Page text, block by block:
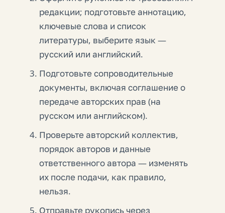
редакции; подготовьте аннотацию,
ключевые слова и список
литературы, выберите язык —
русский или английский.
Подготовьте сопроводительные
документы, включая соглашение о
передаче авторских прав (на
русском или английском).
Проверьте авторский коллектив,
порядок авторов и данные
ответственного автора — изменять
их после подачи, как правило,
нельзя.
Отправьте рукопись через